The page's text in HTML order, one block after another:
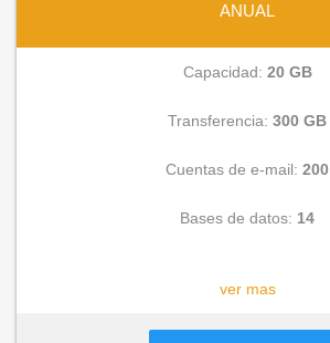
ANUAL
Capacidad: 20 GB
Transferencia: 300 GB
Cuentas de e-mail: 200
Bases de datos: 14
ver mas